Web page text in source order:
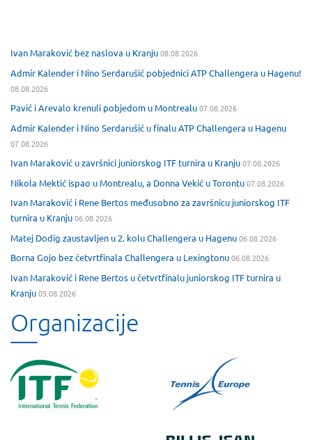
Ivan Maraković bez naslova u Kranju08.08.2026
Admir Kalender i Nino Serdarušić pobjednici ATP Challengera u Hagenu!
08.08.2026
Pavić i Arevalo krenuli pobjedom u Montrealu07.08.2026
Admir Kalender i Nino Serdarušić u finalu ATP Challengera u Hagenu
07.08.2026
Ivan Maraković u završnici juniorskog ITF turnira u Kranju07.08.2026
Nikola Mektić ispao u Montrealu, a Donna Vekić u Torontu07.08.2026
Ivan Maraković i Rene Bertos međusobno za završnicu juniorskog ITF
turnira u Kranju06.08.2026
Matej Dodig zaustavljen u 2. kolu Challengera u Hagenu06.08.2026
Borna Gojo bez četvrtfinala Challengera u Lexingtonu06.08.2026
Ivan Maraković i Rene Bertos u četvrtfinalu juniorskog ITF turnira u
Kranju05.08.2026
Organizacije